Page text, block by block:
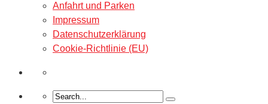
Anfahrt und Parken
Impressum
Datenschutzerklärung
Cookie-Richtlinie (EU)